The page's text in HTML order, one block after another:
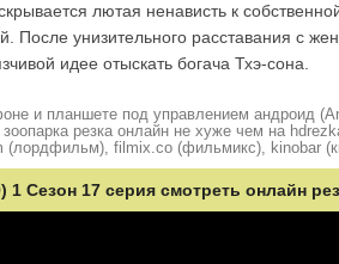
лютая ненависть к
После унизительного расставания с
идее отыскать богача Тхэ-сона.
и планшете под управлением андроид
резка онлайн не хуже чем на
(лордфильм), filmix.co (фильмикс), kinobar
1 Сезон 17 серия смотреть онлайн